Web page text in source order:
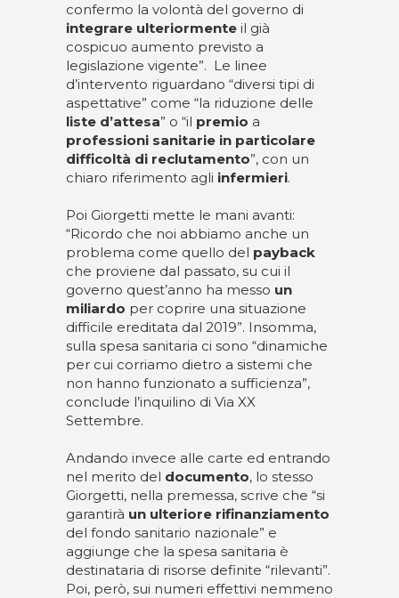
confermo la volontà del governo di
integrare ulteriormente il già
cospicuo aumento previsto a
legislazione vigente”. Le linee
d’intervento riguardano “diversi tipi di
aspettative” come “la riduzione delle
liste d’attesa” o “il premio a
professioni sanitarie in particolare
difficoltà di reclutamento”, con un
chiaro riferimento agli infermieri.
Poi Giorgetti mette le mani avanti:
“Ricordo che noi abbiamo anche un
problema come quello del payback
che proviene dal passato, su cui il
governo quest’anno ha messo un
miliardo per coprire una situazione
difficile ereditata dal 2019”. Insomma,
sulla spesa sanitaria ci sono “dinamiche
per cui corriamo dietro a sistemi che
non hanno funzionato a sufficienza”,
conclude l’inquilino di Via XX
Settembre.
Andando invece alle carte ed entrando
nel merito del documento, lo stesso
Giorgetti, nella premessa, scrive che “si
garantirà un ulteriore rifinanziamento
del fondo sanitario nazionale” e
aggiunge che la spesa sanitaria è
destinataria di risorse definite “rilevanti”.
Poi, però, sui numeri effettivi nemmeno